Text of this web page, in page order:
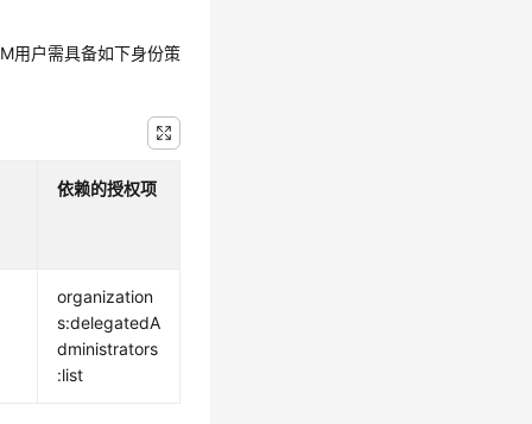
用户需具备如下身份策
依赖的授权项
organization
s:delegatedA
dministrators
:list